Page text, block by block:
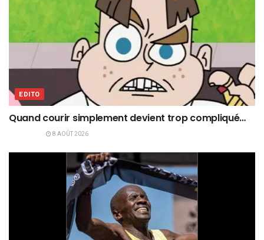
EDITO
Quand courir simplement devient trop compliqué…
8 AOÛT 2026